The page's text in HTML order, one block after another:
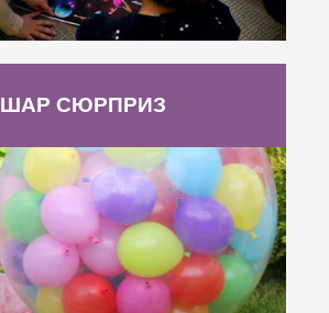
ШАР СЮРПРИЗ